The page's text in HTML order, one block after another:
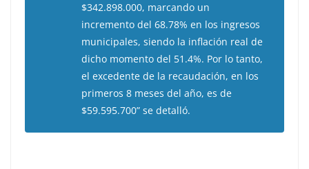
$342.898.000, marcando un
incremento del 68.78% en los ingresos
municipales, siendo la inflación real de
dicho momento del 51.4%. Por lo tanto,
el excedente de la recaudación, en los
primeros 8 meses del año, es de
$59.595.700” se detalló.